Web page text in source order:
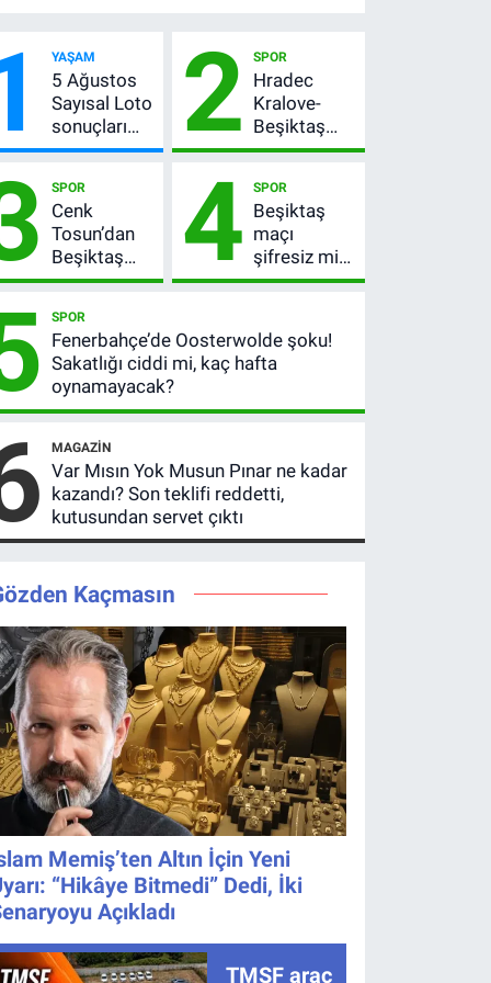
YAŞAM
5 Ağustos
Sayısal Loto
sonuçları
açıklandı!
TL devretti
2 SPOR
Hradec
Kralove-
Beşiktaş
maçı ne
kaçta?
Şifresiz
UEFA
Avrupa Ligi
3. Ön Eleme
SPOR
Cenk
Tosun’dan
Beşiktaş
açıklaması:
asıl mesajı
satır
arasında
verdi
4 SPOR
Beşiktaş
maçı
şifresiz mi?
Hradec
hangi
kanalda,
SPOR
Fenerbahçe’de Oosterwolde şoku!
Sakatlığı ciddi mi, kaç hafta
oynamayacak?
MAGAZIN
Var Mısın Yok Musun Pınar ne kadar
kazandı? Son teklifi reddetti,
kutusundan servet çıktı
Kaçmasın
Memiş’ten Altın İçin Yeni
“Hikâye Bitmedi” Dedi, İki
Açıkladı
TMSF araç